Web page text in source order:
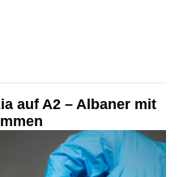
auf A2 – Albaner mit